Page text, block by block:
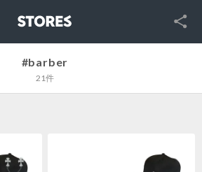
SNS
#barber
21件